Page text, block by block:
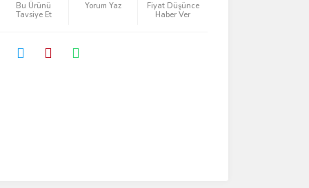
Bu Ürünü
Tavsiye Et
Yorum Yaz
Fiyat Düşünce
Haber Ver